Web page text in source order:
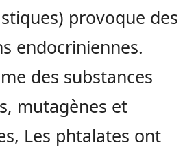
provoque des
endocriniennes.
des substances
mutagènes et
Les phtalates ont